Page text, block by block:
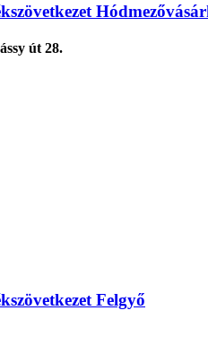
út 28.
Felgyő